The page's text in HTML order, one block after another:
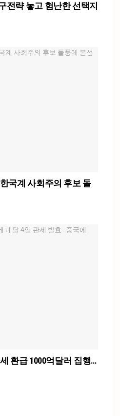
전략 놓고 험난한 선택지
국계 사회주의 후보 돌
환급 1000억달러 집행…